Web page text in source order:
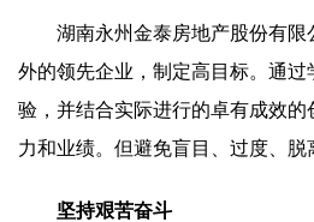
湖南永州金泰房地产股份有
外的领先企业，制定高目标。通
验，并结合实际进行的卓有成效
力和业绩。但避免盲目、过度、脱
坚持艰苦奋斗